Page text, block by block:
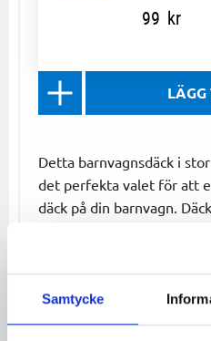
Samtycke
Detta barnvagnsdäck i
det perfekta valet för att
däck på din barnvagn.
föräldern. Med denna
livslängd och slitstyrka,
praktiskt val för daglig
Specifikationer:
99 kr